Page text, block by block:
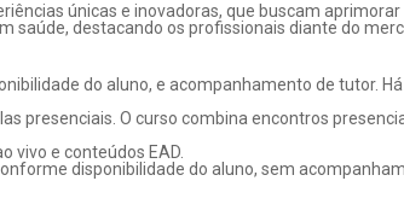
únicas e inovadoras, que buscam
saúde, destacando os profissionais diante do
do aluno, e acompanhamento de tutor.
presenciais. O curso combina encontros
vivo e conteúdos EAD.
disponibilidade do aluno, sem